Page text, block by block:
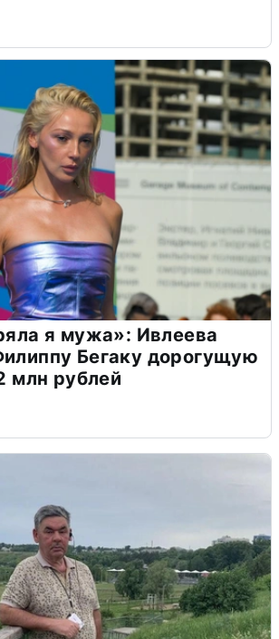
я мужа»: Ивлеева
Бегаку дорогущую
млн рублей